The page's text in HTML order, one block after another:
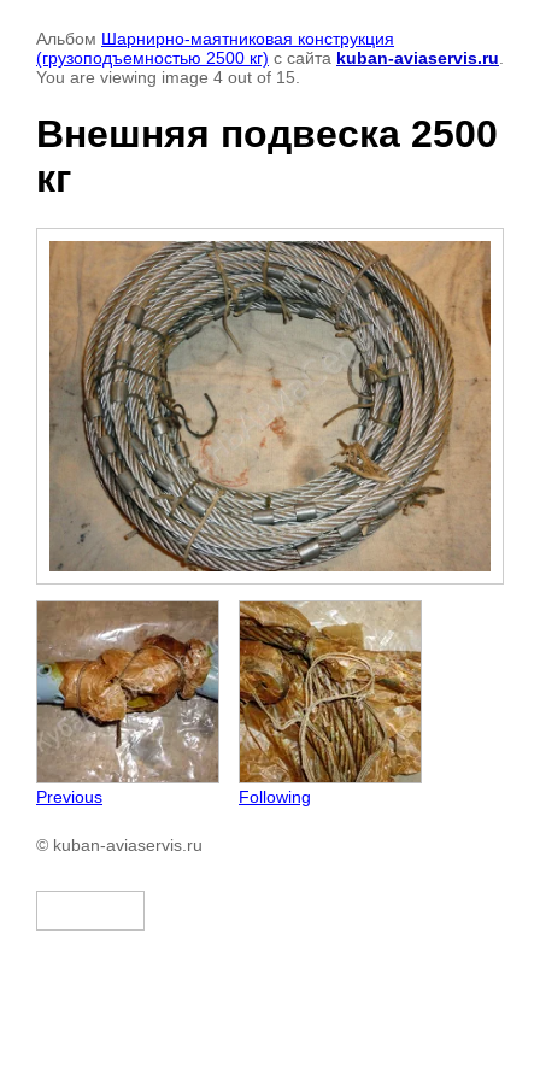
Альбом Шарнирно-маятниковая конструкция
(грузоподъемностью 2500 кг) с сайта kuban-aviaservis.ru
You are viewing image 4 out of 15.
Внешняя подвеска 2500
кг
Previous Following
© kuban-aviaservis.ru